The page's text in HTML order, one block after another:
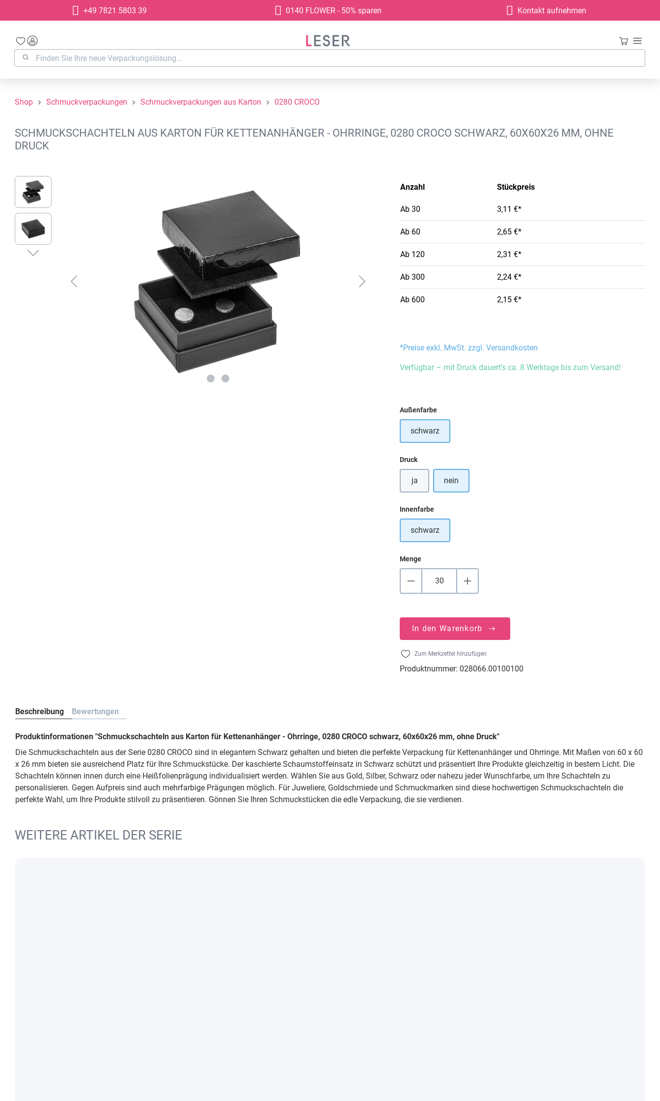
Zur Hauptnavigation springen
+49 7821 5803 39 0140 FLOWER - 50% sparen Kontakt aufnehmen
Shop Schmuckverpackungen Schmuckverpackungen aus Karton 0280 CROCO
SCHMUCKSCHACHTELN AUS KARTON FÜR KETTENANHÄNGER - OHRRINGE, 0280 CROCO SCHWARZ, 60X60X26 MM, OHNE
DRUCK
Bildergalerie überspringen
Anzahl Stückpreis
Ab 30 3,11 €*
Ab 60 2,65 €*
Ab 120 2,31 €*
Ab 300 2,24 €*
Ab 600 2,15 €*
*Preise exkl. MwSt. zzgl. Versandkosten
Verfügbar – mit Druck dauert’s ca. 8 Werktage bis zum Versand!
Außenfarbeauswählen
schwarz
Druckauswählen
ja nein
Innenfarbeauswählen
schwarz
Menge
In den Warenkorb
Zum Merkzettel hinzufügen
Produktnummer: 028066.00100100
Beschreibung Bewertungen
Produktinformationen "Schmuckschachteln aus Karton für Kettenanhänger - Ohrringe, 0280 CROCO schwarz, 60x60x26 mm, ohne Druck"
Die Schmuckschachteln aus der Serie 0280 CROCO sind in elegantem Schwarz gehalten und bieten die perfekte Verpackung für Kettenanhänger und Ohrringe. Mit Maßen von 60 x 60
x 26 mm bieten sie ausreichend Platz für Ihre Schmuckstücke. Der kaschierte Schaumstoffeinsatz in Schwarz schützt und präsentiert Ihre Produkte gleichzeitig in bestem Licht. Die
Schachteln können innen durch eine Heißfolienprägung individualisiert werden. Wählen Sie aus Gold, Silber, Schwarz oder nahezu jeder Wunschfarbe, um Ihre Schachteln zu
personalisieren. Gegen Aufpreis sind auch mehrfarbige Prägungen möglich. Für Juweliere, Goldschmiede und Schmuckmarken sind diese hochwertigen Schmuckschachteln die
perfekte Wahl, um Ihre Produkte stilvoll zu präsentieren. Gönnen Sie Ihren Schmuckstücken die edle Verpackung, die sie verdienen.
WEITERE ARTIKEL DER SERIE